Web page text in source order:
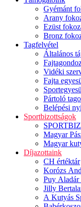
Gyémánt
Arany
Ezüst
Bronz
Tagfelvétel
Általános
Vidéki
Fajta
Pártoló
Belépési
Sportbizottságok
Magyar
Magyar
Díjazottaink
CH értéktár
Korózs
Puy Aladár
Jilly
A Kutyás